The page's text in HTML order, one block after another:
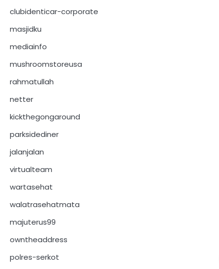
clubidenticar-corporate
masjidku
mediainfo
mushroomstoreusa
rahmatullah
netter
kickthegongaround
parksidediner
jalanjalan
virtualteam
wartasehat
walatrasehatmata
majuterus99
owntheaddress
polres-serkot